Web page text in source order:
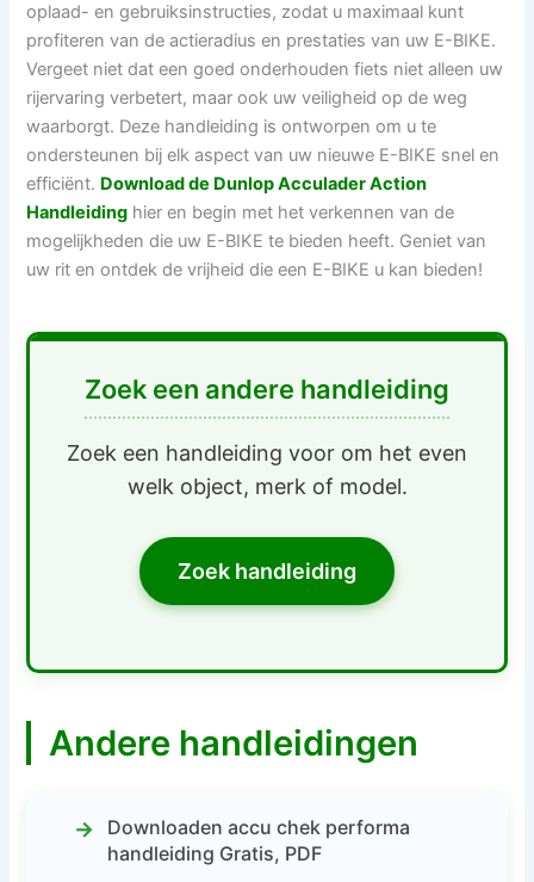
oplaad- en gebruiksinstructies, zodat u maximaal kunt
profiteren van de actieradius en prestaties van uw E-BIKE.
Vergeet niet dat een goed onderhouden fiets niet alleen uw
rijervaring verbetert, maar ook uw veiligheid op de weg
waarborgt. Deze handleiding is ontworpen om u te
ondersteunen bij elk aspect van uw nieuwe E-BIKE snel en
efficiënt. Download de Dunlop Acculader Action
Handleiding hier en begin met het verkennen van de
mogelijkheden die uw E-BIKE te bieden heeft. Geniet van
uw rit en ontdek de vrijheid die een E-BIKE u kan bieden!
Zoek een andere handleiding
Zoek een handleiding voor om het even
welk object, merk of model.
Zoek handleiding
Andere handleidingen
Downloaden accu chek performa
handleiding Gratis, PDF